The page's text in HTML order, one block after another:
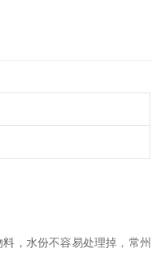
，水份不容易处理掉，常州